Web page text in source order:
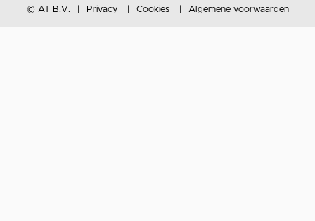
© AT B.V. Privacy Cookies Algemene voorwaarden